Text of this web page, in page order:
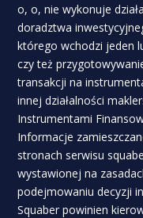
o, o, nie wykonuje
doradztwa
którego wchodzi jeden
czy też
transakcji na
innej działalności
Instrumentami
Informacje
stronach serwisu
wystawionej na
podejmowaniu decyzji
Squaber powinien